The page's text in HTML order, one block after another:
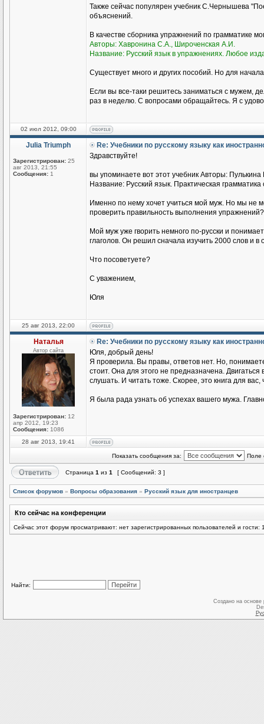
Также сейчас популярен учебник С.Чернышева
объяснений.
В качестве сборника упражнений по грамматике
Авторы: Хавронина С.А., Широченская А.И.
Название: Русский язык в упражнениях. Любое
Существует много и других пособий. Но для
Если вы все-таки решитесь заниматься с мужем,
раз в неделю. С вопросами обращайтесь. Я с
02 июл 2012, 09:00
Julia Triumph
Зарегистрирован: 25
авг 2013, 21:55
Сообщения: 1
Re: Учебники по русскому языку как
Здравствуйте!
вы упоминаете вот этот учебник Авторы:
Название: Русский язык. Практическая
Именно по нему хочет учиться мой муж. Но мы не
проверить правильность выполнения упражнений?
Мой муж уже гворить немного по-русски и
глаголов. Он решил сначала изучить 2000 слов и
Что посоветуете?
С уважением,
Юля
25 авг 2013, 22:00
Наталья
Автор сайта
Зарегистрирован: 12
апр 2012, 19:23
Сообщения: 1086
Re: Учебники по русскому языку как
Юля, добрый день!
Я проверила. Вы правы, ответов нет. Но,
стоит. Она для этого не предназначена.
слушать. И читать тоже. Скорее, это книга для
Я была рада узнать об успехах вашего мужа.
28 авг 2013, 19:41
Показать сообщения за: Поле
Страница 1 из 1 [ Сообщений: 3 ]
Список форумов » Вопросы образования » Русский язык для иностранцев
Кто сейчас на конференции
Сейчас этот форум просматривают: нет зарегистрированных пользователей и гости:
Найти:
Создано на основе